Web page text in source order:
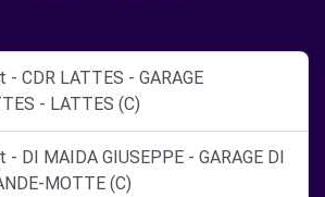
CDR LATTES - GARAGE
- LATTES (C)
DI MAIDA GIUSEPPE - GARAGE DI
MOTTE (C)